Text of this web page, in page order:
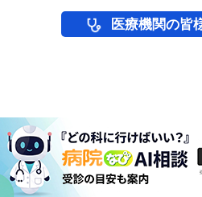
医療機関の皆